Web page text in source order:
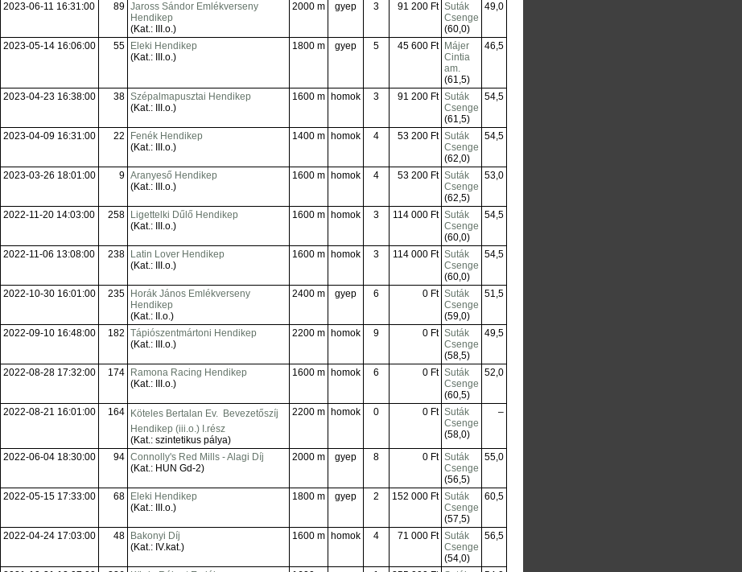
2023-06-11 16:31:00 89 Jaross Sándor Emlékverseny
Hendikep
(Kat.: III.o.)
2000 m gyep 3 91 200 Ft Suták
Csenge
(60,0)
49,0
2023-05-14 16:06:00 55
Eleki Hendikep
(Kat.: III.o.)
1800 m gyep 5 45 600 Ft
Májer
Cintia
am.
(61,5)
46,5
2023-04-23 16:38:00 38 Szépalmapusztai Hendikep
(Kat.: III.o.)
1600 m homok 3 91 200 Ft Suták
Csenge
(61,5)
54,5
2023-04-09 16:31:00 22
Fenék Hendikep
(Kat.: III.o.)
1400 m homok 4 53 200 Ft Suták
Csenge
(62,0)
54,5
2023-03-26 18:01:00 9 Aranyeső Hendikep
(Kat.: III.o.)
1600 m homok 4 53 200 Ft Suták
Csenge
(62,5)
53,0
2022-11-20 14:03:00 258
Ligettelki Dűlő Hendikep
(Kat.: III.o.)
1600 m homok 3 114 000 Ft Suták
Csenge
(60,0)
54,5
2022-11-06 13:08:00 238
Latin Lover Hendikep
(Kat.: III.o.)
1600 m homok 3 114 000 Ft Suták
Csenge
(60,0)
54,5
2022-10-30 16:01:00 235
Horák János Emlékverseny
Hendikep
(Kat.: II.o.)
2400 m gyep 6 0 Ft Suták
Csenge
(59,0)
51,5
2022-09-10 16:48:00 182 Tápiószentmártoni Hendikep
(Kat.: III.o.)
2200 m homok 9 0 Ft Suták
Csenge
(58,5)
49,5
2022-08-28 17:32:00 174
Ramona Racing Hendikep
(Kat.: III.o.)
1600 m homok 6 0 Ft Suták
Csenge
(60,5)
52,0
2022-08-21 16:01:00 164
Köteles Bertalan Ev.  Bevezetőszíj
Hendikep (iii.o.) I.rész
(Kat.: szintetikus pálya)
2200 m homok 0 0 Ft Suták
Csenge
(58,0)
–
2022-06-04 18:30:00 94 Connolly's Red Mills - Alagi Díj
(Kat.: HUN Gd-2)
2000 m gyep 8 0 Ft Suták
Csenge
(56,5)
55,0
2022-05-15 17:33:00 68
Eleki Hendikep
(Kat.: III.o.)
1800 m gyep 2 152 000 Ft Suták
Csenge
(57,5)
60,5
2022-04-24 17:03:00 48
Bakonyi Díj
(Kat.: IV.kat.)
1600 m homok 4 71 000 Ft Suták
Csenge
(54,0)
56,5